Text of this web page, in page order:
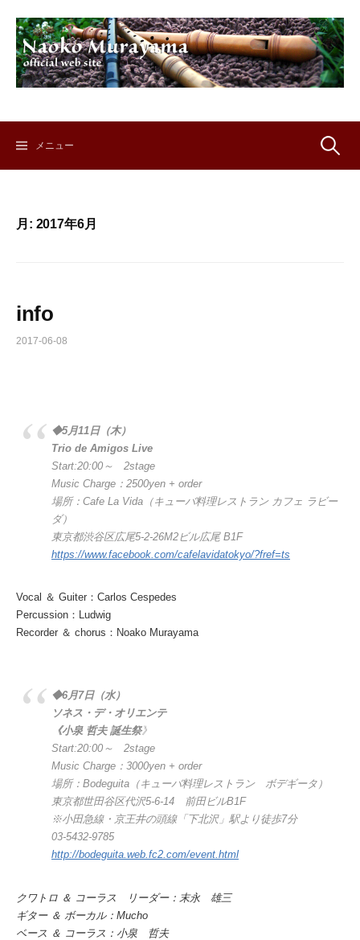
プ
メニュー 検
月: 2017年6月
info
2017-06-08
◆5月11日（木）
Trio de Amigos Live
Start:20:00～ 2stage
Music Charge：2500yen + order
場所：Cafe La Vida（キューバ料理レストラン カフェ ラビー
ダ）
東京都渋谷区広尾5-2-26M2ビル広尾 B1F
https://www.facebook.com/cafelavidatokyo/?fref=ts
Vocal ＆ Guiter：Carlos Cespedes
Percussion：Ludwig
Recorder ＆ chorus：Noako Murayama
◆6月7日（水）
ソネス・デ・オリエンテ
《小泉 哲夫 誕生祭》
Start:20:00～ 2stage
Music Charge：3000yen + order
場所：Bodeguita（キューバ料理レストラン ボデギータ）
東京都世田谷区代沢5-6-14 前田ビルB1F
※小田急線・京王井の頭線「下北沢」駅より徒歩7分
03-5432-9785
http://bodeguita.web.fc2.com/event.html
クワトロ ＆ コーラス リーダー：末永 雄三
ギター ＆ ボーカル：Mucho
ベース ＆ コーラス：小泉 哲夫